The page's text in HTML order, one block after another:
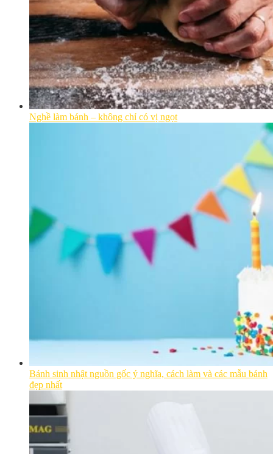
Nghề làm bánh – không chỉ có vị ngọt
Bánh sinh nhật nguồn gốc ý nghĩa, cách làm và các mẫu bánh
đẹp nhất